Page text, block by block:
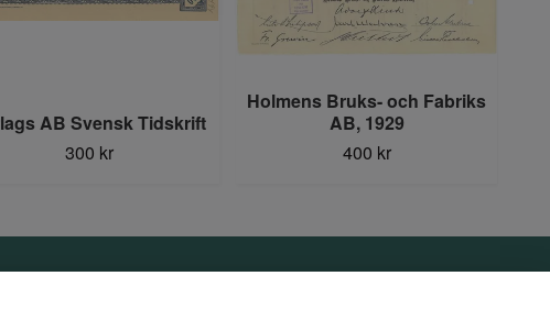
AB Svensk Tidskrift
300 kr
Holmens Bruks- och Fabriks
AB, 1929
400 kr